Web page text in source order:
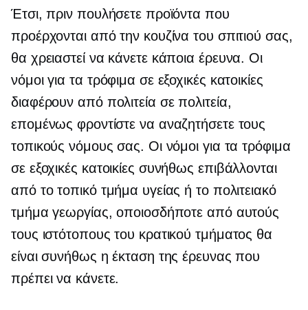
Έτσι, πριν πουλήσετε προϊόντα που
προέρχονται από την κουζίνα του σπιτιού σας,
θα χρειαστεί να κάνετε κάποια έρευνα. Οι
νόμοι για τα τρόφιμα σε εξοχικές κατοικίες
διαφέρουν από πολιτεία σε πολιτεία,
επομένως φροντίστε να αναζητήσετε τους
τοπικούς νόμους σας. Οι νόμοι για τα τρόφιμα
σε εξοχικές κατοικίες συνήθως επιβάλλονται
από το τοπικό τμήμα υγείας ή το πολιτειακό
τμήμα γεωργίας, οποιοσδήποτε από αυτούς
τους ιστότοπους του κρατικού τμήματος θα
είναι συνήθως η έκταση της έρευνας που
πρέπει να κάνετε.